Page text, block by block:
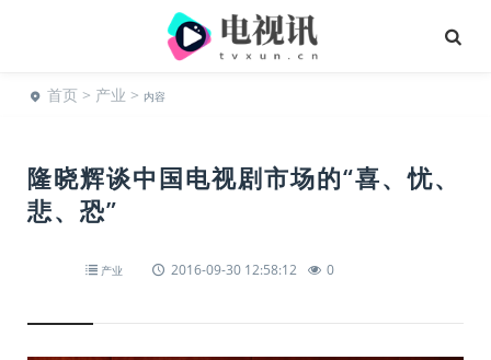
首页 > 产业 > 内容
隆晓辉谈中国电视剧市场的“喜、忧、
悲、恐”
产业 2016-09-30 12:58:12 0